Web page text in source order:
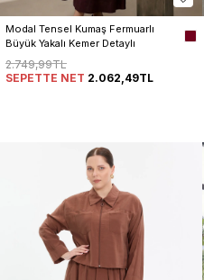
Modal Tensel Kumaş Fermuarlı
Büyük Yakalı Kemer Detaylı
Ceket Etek Kadın Takım
2.749,99TL
SEPETTE NET 2.062,49TL